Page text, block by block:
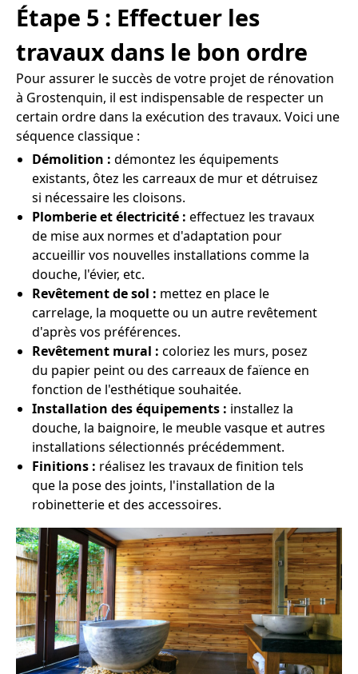
Étape 5 : Effectuer les
travaux dans le bon ordre
Pour assurer le succès de votre projet de rénovation
à Grostenquin, il est indispensable de respecter un
certain ordre dans la exécution des travaux. Voici une
séquence classique :
Démolition : démontez les équipements
existants, ôtez les carreaux de mur et détruisez
si nécessaire les cloisons.
Plomberie et électricité : effectuez les travaux
de mise aux normes et d'adaptation pour
accueillir vos nouvelles installations comme la
douche, l'évier, etc.
Revêtement de sol : mettez en place le
carrelage, la moquette ou un autre revêtement
d'après vos préférences.
Revêtement mural : coloriez les murs, posez
du papier peint ou des carreaux de faïence en
fonction de l'esthétique souhaitée.
Installation des équipements : installez la
douche, la baignoire, le meuble vasque et autres
installations sélectionnés précédemment.
Finitions : réalisez les travaux de finition tels
que la pose des joints, l'installation de la
robinetterie et des accessoires.